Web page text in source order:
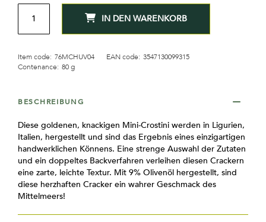
MENGE
IN DEN WARENKORB
Item code: 76MCHUV04 EAN code: 3547130099315
Contenance: 80 g
BESCHREIBUNG
Diese goldenen, knackigen Mini-Crostini werden in Ligurien,
Italien, hergestellt und sind das Ergebnis eines einzigartigen
handwerklichen Könnens. Eine strenge Auswahl der Zutaten
und ein doppeltes Backverfahren verleihen diesen Crackern
eine zarte, leichte Textur. Mit 9% Olivenöl hergestellt, sind
diese herzhaften Cracker ein wahrer Geschmack des
Mittelmeers!